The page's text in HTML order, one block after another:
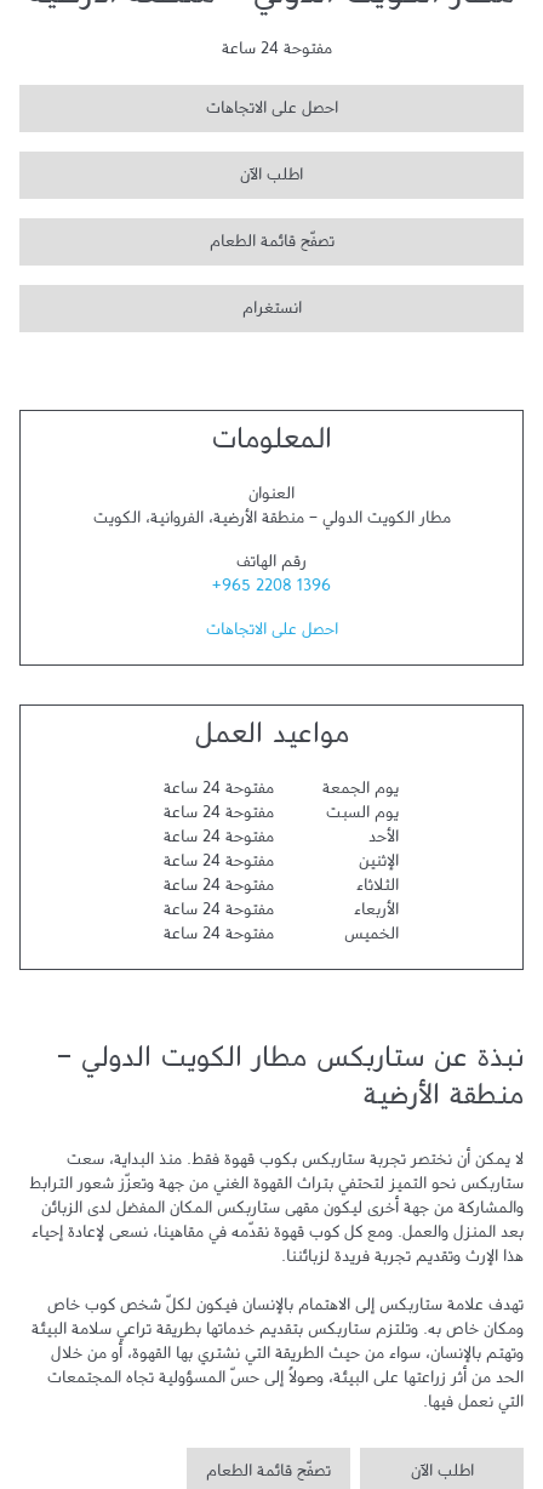
مفتوحة 24 ساعة
احصل على الاتجاهات
اطلب الآن
تصفّح قائمة الطعام
انستغرام
المعلومات
العنوان
مطار الكويت الدولي - منطقة الأرضية،الفروانية،الكويت
رقم الهاتف
+965 2208 1396
احصل على الاتجاهات
مواعيد العمل
يوم الجمعة
مفتوحة 24 ساعة
يوم السبت
مفتوحة 24 ساعة
الأحد
مفتوحة 24 ساعة
الإثنين
مفتوحة 24 ساعة
الثلاثاء
مفتوحة 24 ساعة
الأربعاء
مفتوحة 24 ساعة
الخميس
مفتوحة 24 ساعة
نبذة عن ستاربكس مطار الكويت الدولي -
منطقة الأرضية
التي نعمل فيها.
اطلب الآن تصفّح قائمة الطعام